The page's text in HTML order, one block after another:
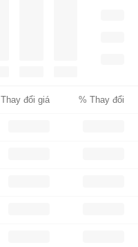
Thay đổi giá % Thay đổi